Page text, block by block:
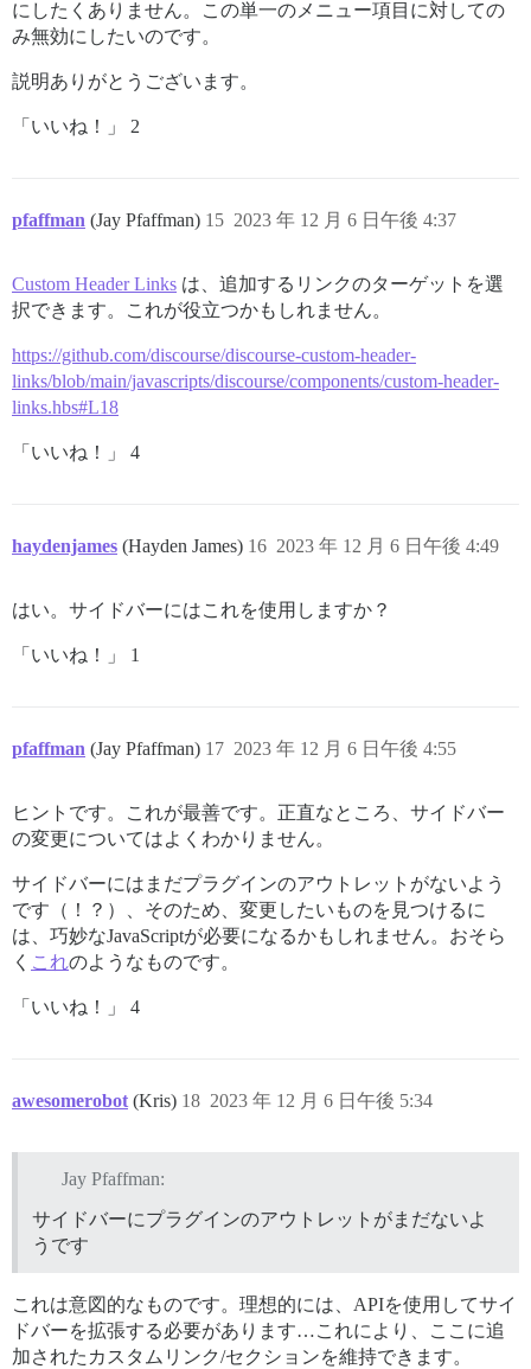
にしたくありません。この単一のメニュー項目に対しての
み無効にしたいのです。
説明ありがとうございます。
「いいね！」 2
pfaffman (Jay Pfaffman) 2023 年 12 月 6 日午後 4:37
15
Custom Header Links は、追加するリンクのターゲットを選
択できます。これが役立つかもしれません。
https://github.com/discourse/discourse-custom-header-
links/blob/main/javascripts/discourse/components/custom-header-
links.hbs#L18
「いいね！」 4
haydenjames (Hayden James) 2023 年 12 月 6 日午後 4:49
16
はい。サイドバーにはこれを使用しますか？
「いいね！」 1
pfaffman (Jay Pfaffman) 2023 年 12 月 6 日午後 4:55
17
ヒントです。これが最善です。正直なところ、サイドバー
の変更についてはよくわかりません。
サイドバーにはまだプラグインのアウトレットがないよう
です（！？）、そのため、変更したいものを見つけるに
は、巧妙なJavaScriptが必要になるかもしれません。おそら
く これのようなものです。
「いいね！」 4
awesomerobot (Kris) 2023 年 12 月 6 日午後 5:34
18
Jay Pfaffman:
サイドバーにプラグインのアウトレットがまだないよ
うです
これは意図的なものです。理想的には、APIを使用してサイ
ドバーを拡張する必要があります…これにより、ここに追
加されたカスタムリンク/セクションを維持できます。